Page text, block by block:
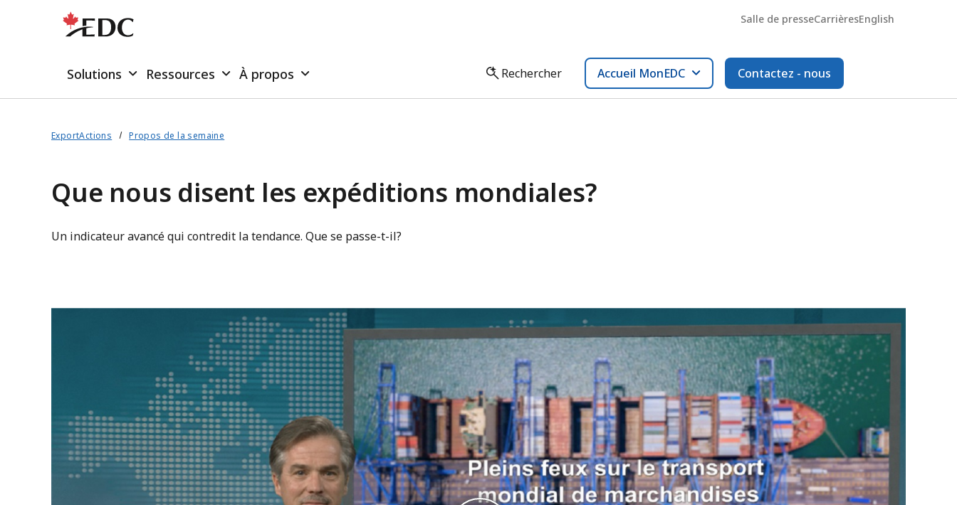
Salle de presseCarrièresEnglish
Solutions Ressources À propos Rechercher Accueil MonEDC Contactez - nous
ExportActions Propos de la semaine
Que nous disent les expéditions mondiales?
Un indicateur avancé qui contredit la tendance. Que se passe-t-il?